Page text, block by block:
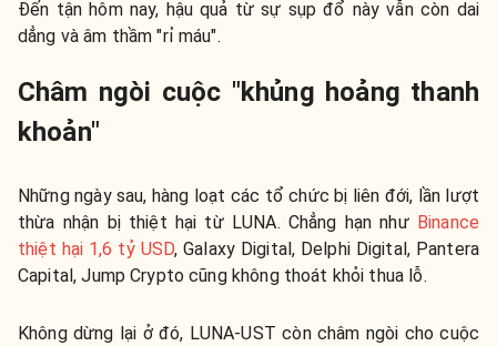
Đến tận hôm nay, hậu quả từ sự sụp đổ này vẫn còn dai
dẳng và âm thầm "rỉ máu".
Châm ngòi cuộc "khủng hoảng thanh
khoản"
Những ngày sau, hàng loạt các tổ chức bị liên đới, lần lượt
thừa nhận bị thiệt hại từ LUNA. Chẳng hạn như Binance
thiệt hại 1,6 tỷ USD, Galaxy Digital, Delphi Digital, Pantera
Capital, Jump Crypto cũng không thoát khỏi thua lỗ.
Không dừng lại ở đó, LUNA-UST còn châm ngòi cho cuộc